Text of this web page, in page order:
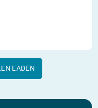
LADEN